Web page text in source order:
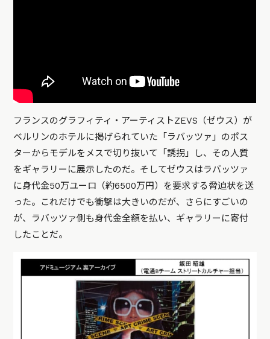
フランスのグラフィティ・アーティストZEVS（ゼウス）が
ベルリンのホテルに掲げられていた「ラバッツァ」のポス
ターからモデルをメスで切り抜いて「誘拐」し、その人質
をギャラリーに展示したのだ。そしてゼウスはラバッツァ
に身代金50万ユーロ（約6500万円）を要求する脅迫状を送
った。これだけでも衝撃は大きいのだが、さらにすごいの
が、ラバッツァ側も身代金全額を払い、ギャラリーに寄付
したことだ。